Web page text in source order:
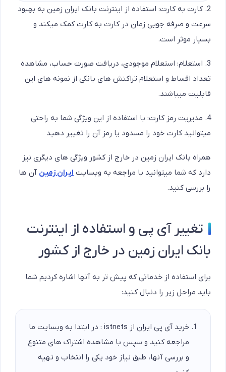
2. کارت به کارت: استفاده از اینترنت بانک ایران زمین به بهبود
سرعت و صرفه جویی زمان در کارت به کارت کمک میکند و
بسیار موثر است.
3. استعلام: استعلام موجودی، دریافت صورت حساب، مشاهده
تعداد اقساط و استعلام تراکنش های بانکی از نمونه های این
قابلیت میباشند.
4. مدیریت رمز کارت: با استفاده از این ویژگی شما به راحتی
میتوانید کارت خود را مسدود یا رمز آن را تغییر دهید
همراه بانک ایران زمین در خارج از کشور ویژگی های دیگری نیز
دارد که شما میتوانید با مراجعه به وبسایت ایران زمین آن ها
را بررسی کنید.
تغییر آی پی و استفاده از اینترنت
بانک ایران زمین در خارج از کشور
برای استفاده از خدماتی که پیش تر به آنها اشاره کردیم شما
باید مراحل زیر را دنبال کنید:
خرید آی پی ایران از istnets : در ابتدا به وبسایت ما
مراجعه کنید و سپس با مشاهده اشتراک های متنوع
و بررسی آنها، طبق نیاز خود یکی را انتخاب و تهیه